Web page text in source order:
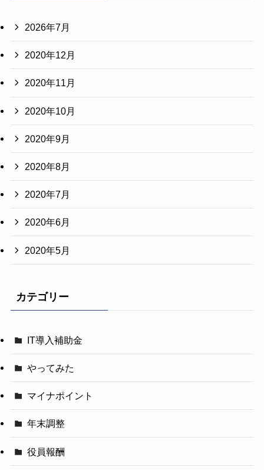
2026年7月
2020年12月
2020年11月
2020年10月
2020年9月
2020年8月
2020年7月
2020年6月
2020年5月
カテゴリー
IT導入補助金
やってみた
マイナポイント
年末調整
役員報酬